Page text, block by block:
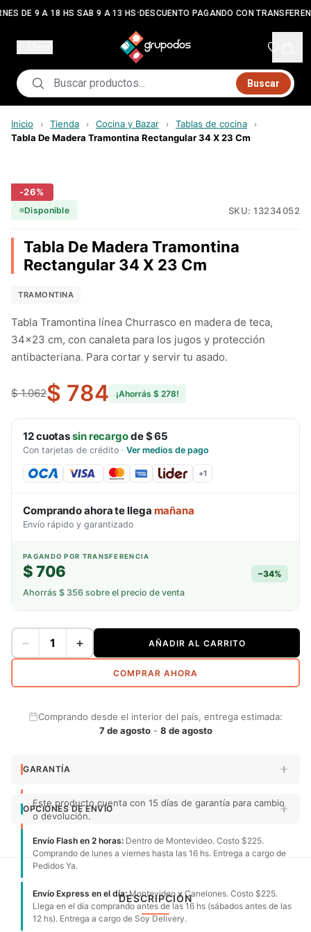
DE 9 A 18 HS SAB 9 A 13 HS• DESCUENTO PAGANDO CON
Buscar
Inicio › Tienda › Cocina y Bazar › Tablas de cocina ›
Tabla De Madera Tramontina Rectangular 34 X 23 Cm
-26%
Disponible SKU: 13234052
Tabla De Madera Tramontina
Rectangular 34 X 23 Cm
TRAMONTINA
Tabla Tramontina línea Churrasco en madera de teca,
34x23 cm, con canaleta para los jugos y protección
antibacteriana. Para cortar y servir tu asado.
$ 1.062$ 784 ¡Ahorrás $ 278!
12cuotassin recargode$ 65
Con tarjetas de crédito · Ver medios de pago
+1
Comprando ahora te llega mañana
Envío rápido y garantizado
PAGANDO POR TRANSFERENCIA
$ 706 −34%
Ahorrás $ 356 sobre el precio de venta
− + AÑADIR AL CARRITO
COMPRAR AHORA
Comprando desde el interior del país, entrega estimada:
7 de agosto- 8 de agosto
GARANTÍA
Este producto cuenta con 15 días de garantía para cambio
o devolución.
OPCIONES DE ENVÍO
Envío Flash en 2 horas: Dentro de Montevideo. Costo $225.
Comprando de lunes a viernes hasta las 16 hs. Entrega a cargo de
Pedidos Ya.
Envío Express en el día:Montevideo y Canelones. Costo $225.
Llega en el día comprando antes de las 16 hs (sábados antes de las
12 hs). Entrega a cargo de Soy Delivery.
DESCRIPCIÓN